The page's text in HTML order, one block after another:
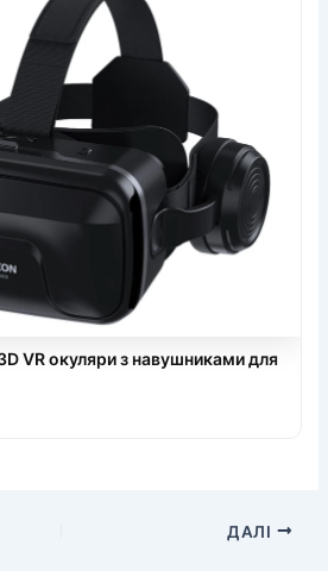
VR окуляри з навушниками для
ДАЛІ